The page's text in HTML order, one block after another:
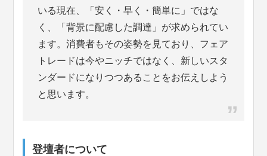
いる現在、「安く・早く・簡単に」ではな
く、「背景に配慮した調達」が求められてい
ます。消費者もその姿勢を見ており、フェア
トレードは今やニッチではなく、新しいスタ
ンダードになりつつあることをお伝えしよう
と思います。
登壇者について